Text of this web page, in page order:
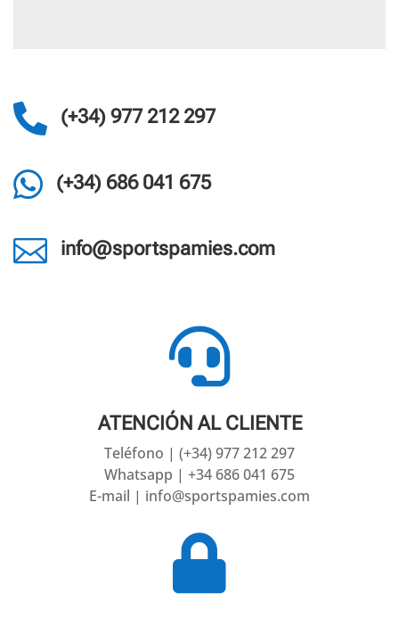
 (+34) 977 212 297
 (+34) 686 041 675
 info@sportspamies.com

ATENCIÓN AL CLIENTE
Teléfono | (+34) 977 212 297
Whatsapp | +34 686 041 675
E-mail | info@sportspamies.com
